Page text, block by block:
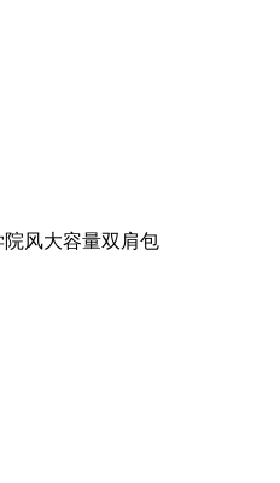
风大容量双肩包